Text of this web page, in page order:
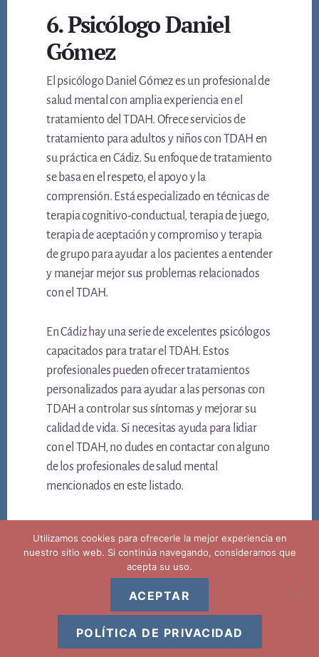
6. Psicólogo Daniel
Gómez
El psicólogo Daniel Gómez es un profesional de
salud mental con amplia experiencia en el
tratamiento del TDAH. Ofrece servicios de
tratamiento para adultos y niños con TDAH en
su práctica en Cádiz. Su enfoque de tratamiento
se basa en el respeto, el apoyo y la
comprensión. Está especializado en técnicas de
terapia cognitivo-conductual, terapia de juego,
terapia de aceptación y compromiso y terapia
de grupo para ayudar a los pacientes a entender
y manejar mejor sus problemas relacionados
con el TDAH.
En Cádiz hay una serie de excelentes psicólogos
capacitados para tratar el TDAH. Estos
profesionales pueden ofrecer tratamientos
personalizados para ayudar a las personas con
TDAH a controlar sus síntomas y mejorar su
calidad de vida. Si necesitas ayuda para lidiar
con el TDAH, no dudes en contactar con alguno
de los profesionales de salud mental
mencionados en este listado.
Utilizamos cookies para ofrecerle la mejor experiencia en
nuestro sitio web. Si continúa navegando, consideramos que
acepta su uso.
ACEPTAR
POLÍTICA DE PRIVACIDAD